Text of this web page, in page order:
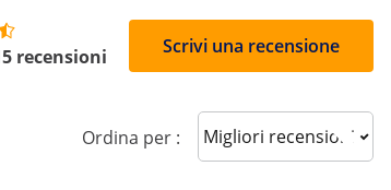
recensioni Scrivi una recensione
Ordina per : Sort reviews